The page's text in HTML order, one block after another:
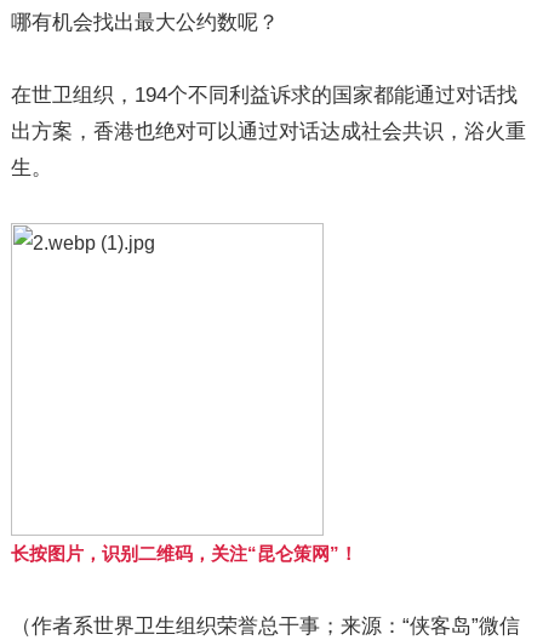
哪有机会找出最大公约数呢？
在世卫组织，194个不同利益诉求的国家都能通过对话找
出方案，香港也绝对可以通过对话达成社会共识，浴火重
生。
长按图片，识别二维码，关注“昆仑策网”！
（作者系世界卫生组织荣誉总干事；来源：“侠客岛”微信